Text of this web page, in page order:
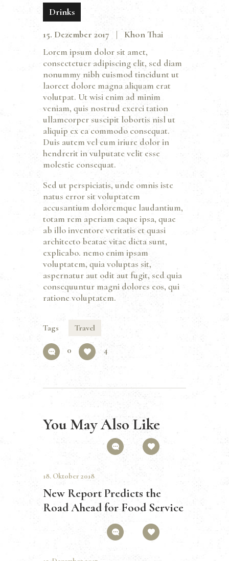
Drinks
15. Dezember 2017
Khon Thai
Lorem ipsum dolor sit amet,
consectetuer adipiscing elit, sed diam
nonummy nibh euismod tincidunt ut
laoreet dolore magna aliquam erat
volutpat. Ut wisi enim ad minim
veniam, quis nostrud exerci tation
ullamcorper suscipit lobortis nisl ut
aliquip ex ea commodo consequat.
Duis autem vel eum iriure dolor in
hendrerit in vulputate velit esse
molestie consequat.
Sed ut perspiciatis, unde omnis iste
natus error sit voluptatem
accusantium doloremque laudantium,
totam rem aperiam eaque ipsa, quae
ab illo inventore veritatis et quasi
architecto beatae vitae dicta sunt,
explicabo. nemo enim ipsam
voluptatem, quia voluptas sit,
aspernatur aut odit aut fugit, sed quia
consequuntur magni dolores eos, qui
ratione voluptatem.
Tags Travel
0 4
You May Also Like
18. Oktober 2018
New Report Predicts the
Road Ahead for Food Service